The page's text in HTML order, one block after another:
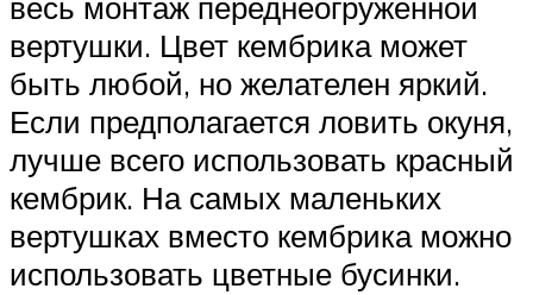
весь монтаж переднеогруженной
вертушки. Цвет кембрика может
быть любой, но желателен яркий.
Если предполагается ловить окуня,
лучше всего использовать красный
кембрик. На самых маленьких
вертушках вместо кембрика можно
использовать цветные бусинки.